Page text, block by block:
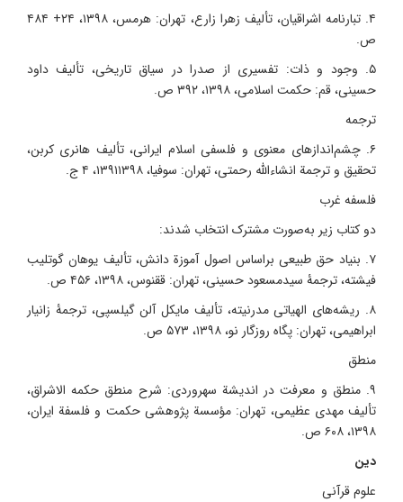
۴. تبارنامه اشراقیان، تألیف زهرا زارع، تهران: هرمس، ۱۳۹۸، ۲۴+ ۴۸۴
ص.
۵. وجود و ذات: تفسیری از صدرا در سیاق تاریخی، تألیف داود
حسینی، قم: حکمت اسلامی، ۱۳۹۸، ۳۹۲ ص.
ترجمه
۶. چشم‌اندازهای معنوی و فلسفی اسلام ایرانی، تألیف هانری کربن،
تحقیق و ترجمة انشاءالله رحمتی، تهران: سوفیا، ۱۳۹۱۱۳۹۸، ۴ ج.
فلسفه غرب
دو کتاب زیر به‌صورت مشترک انتخاب شدند:
۷. بنیاد حق طبیعی براساس اصول آموزة دانش، تألیف یوهان گوتلیب
فیشته، ترجمۀ سیدمسعود حسینی، تهران: ققنوس، ۱۳۹۸، ۴۵۶ ص.
۸. ریشه‌های الهیاتی مدرنیته، تألیف مایکل آلن گیلسپی، ترجمۀ زانیار
ابراهیمی، تهران: پگاه روزگار نو، ۱۳۹۸، ۵۷۳ ص.
منطق
۹. منطق و معرفت در اندیشة سهروردی: شرح منطق حکمه الاشراق،
تألیف مهدی عظیمی، تهران: مؤسسة پژوهشی حکمت و فلسفة ایران،
۱۳۹۸، ۶۰۸ ص.
دین
علوم قرآنی